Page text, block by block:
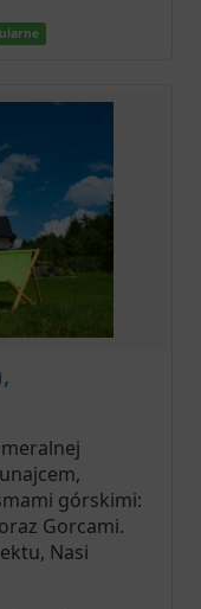
górskimi:
Gorcami.
Nasi